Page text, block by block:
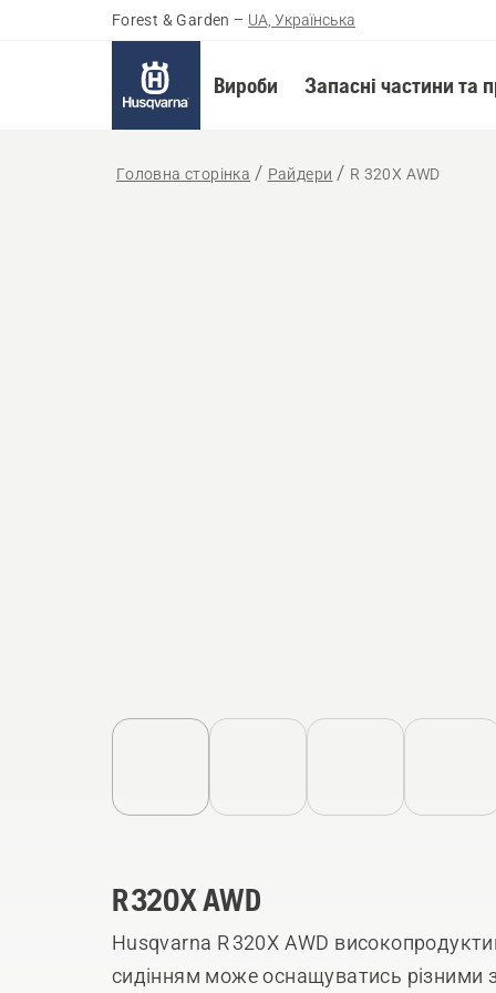
Forest & Garden – UA, Українська
Вироби Запасні частини та
Головна сторінка Райдери R 320X AWD
R 320X AWD
Husqvarna R 320X AWD
сидінням може оснащуватись